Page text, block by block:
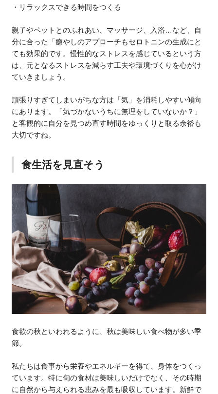
・リラックスできる時間をつくる
親子やペットとのふれあい、マッサージ、入浴…など、自
分に合った「癒やしのアプローチもセロトニンの生成にと
ても効果的です。慢性的なストレスを感じているという方
は、元となるストレスを減らす工夫や環境づくりを心がけ
ていきましょう。
頑張りすぎてしまいがちな方は「気」を消耗しやすい傾向
にあります。「気づかないうちに無理をしていないか？」
と客観的に自分を見つめ直す時間をゆっくりと取る余裕も
大切ですね。
食生活を見直そう
食欲の秋といわれるように、秋は美味しい食べ物が多い季
節。
私たちは食事から栄養やエネルギーを得て、身体をつくっ
ています。特に旬の食材は美味しいだけでなく、その時期
に自然から与えられる恵みを最も吸収しています。新鮮で